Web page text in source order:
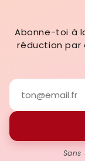
Abonne-toi à
réduction par
Sans